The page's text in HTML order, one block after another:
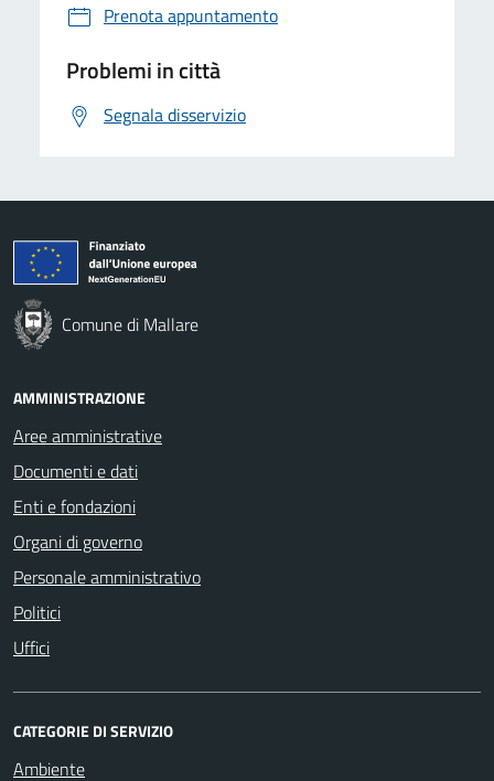
Prenota appuntamento
Problemi in città
Segnala disservizio
Comune di Mallare
AMMINISTRAZIONE
Aree amministrative
Documenti e dati
Enti e fondazioni
Organi di governo
Personale amministrativo
Politici
Uffici
CATEGORIE DI SERVIZIO
Ambiente